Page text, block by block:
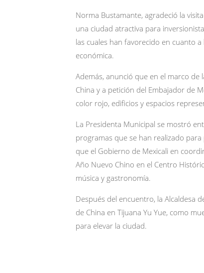
Norma Bustamante, agradeció la
una ciudad atractiva para
las cuales han favorecido en cuanto
económica.
Además, anunció que en el marco de
China y a petición del Embajador de
color rojo, edificios y espacios
La Presidenta Municipal se mostró
programas que se han realizado
que el Gobierno de Mexicali en
Año Nuevo Chino en el Centro
música y gastronomía.
Después del encuentro, la Alcaldesa
de China en Tijuana Yu Yue, como
para elevar la ciudad.